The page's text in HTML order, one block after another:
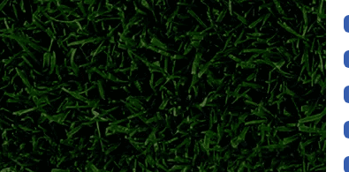
赛
中场轮换厚度，备战联赛下半程关键赛程。
京绿茵 东京绿茵转会 东京绿茵补强 日职联夏窗